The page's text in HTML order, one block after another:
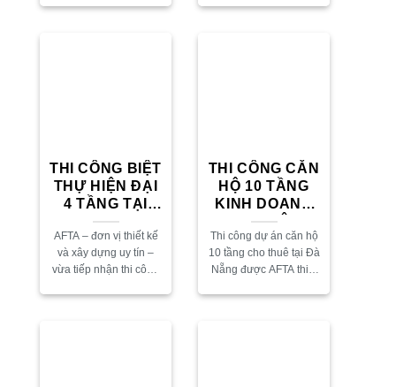
THI CÔNG BIỆT
THỰ HIỆN ĐẠI
4 TẦNG TẠI
KHU VEN
SÔNG HÒA
XUÂN
AFTA – đơn vị thiết kế
và xây dựng uy tín –
vừa tiếp nhận thi công
THI CÔNG CĂN
HỘ 10 TẦNG
KINH DOANH
CHO THUÊ TẠI
ĐÀ NẴNG
Thi công dự án căn hộ
10 tầng cho thuê tại Đà
Nẵng được AFTA thiết